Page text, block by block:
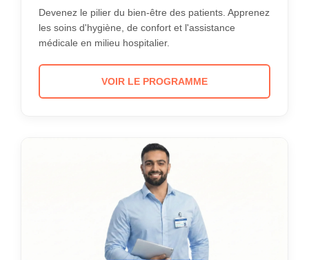
Devenez le pilier du bien-être des patients. Apprenez
les soins d'hygiène, de confort et l'assistance
médicale en milieu hospitalier.
VOIR LE PROGRAMME